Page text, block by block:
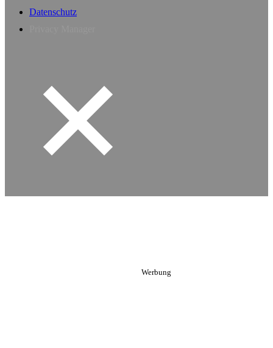
Datenschutz